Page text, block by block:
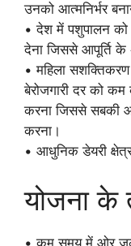
उनको आत्मनिर्भर
• देश में पशुपालन को
देना जिससे आपूर्ति के
• महिला
बेरोजगारी दर को
करना जिससे सबकी
करना।
• आधुनिक डेयरी
योजना के
• कम समय में ओर